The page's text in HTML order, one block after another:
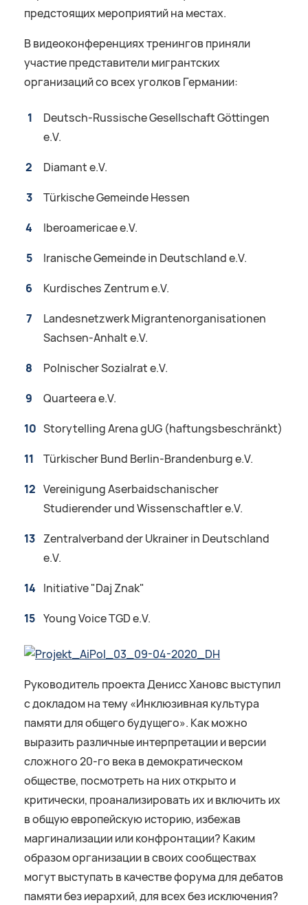
предстоящих мероприятий на местах.
В видеоконференциях тренингов приняли
участие представители мигрантских
организаций со всех уголков Германии:
Deutsch-Russische Gesellschaft Göttingen
e.V.
Diamant e.V.
Türkische Gemeinde Hessen
Iberoamericae e.V.
Iranische Gemeinde in Deutschland e.V.
Kurdisches Zentrum e.V.
Landesnetzwerk Migrantenorganisationen
Sachsen-Anhalt e.V.
Polnischer Sozialrat e.V.
Quarteera e.V.
Storytelling Arena gUG (haftungsbeschränkt)
Türkischer Bund Berlin-Brandenburg e.V.
Vereinigung Aserbaidschanischer
Studierender und Wissenschaftler e.V.
Zentralverband der Ukrainer in Deutschland
e.V.
Initiative "Daj Znak"
Young Voice TGD e.V.
Руководитель проекта Денисс Хановс выступил
с докладом на тему «Инклюзивная культура
памяти для общего будущего». Как можно
выразить различные интерпретации и версии
сложного 20-го века в демократическом
обществе, посмотреть на них открыто и
критически, проанализировать их и включить их
в общую европейскую историю, избежав
маргинализации или конфронтации? Каким
образом организации в своих сообществах
могут выступать в качестве форума для дебатов
памяти без иерархий, для всех без исключения?